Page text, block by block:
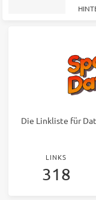
Die Linkliste für
LINKS
318